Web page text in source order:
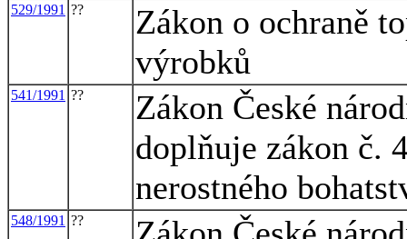
529/1991 ??
Zákon o ochraně
výrobků
541/1991 ??
Zákon České
doplňuje zákon č.
nerostného
548/1991 ??